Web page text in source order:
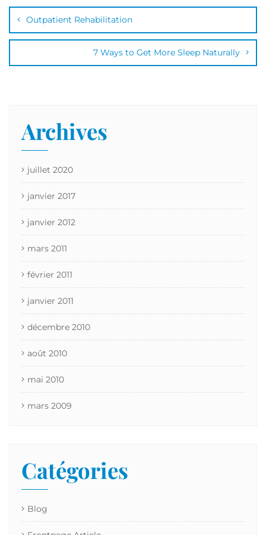
Outpatient Rehabilitation
7 Ways to Get More Sleep Naturally
Archives
juillet 2020
janvier 2017
janvier 2012
mars 2011
février 2011
janvier 2011
décembre 2010
août 2010
mai 2010
mars 2009
Catégories
Blog